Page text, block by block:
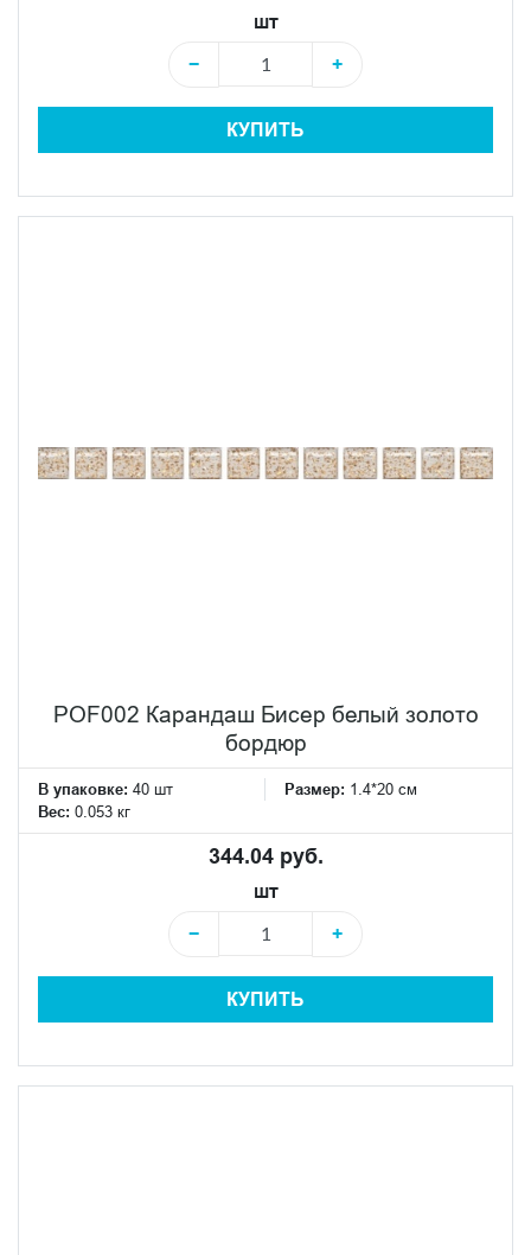
шт
−
+
КУПИТЬ
POF002 Карандаш Бисер белый золото
бордюр
В упаковке: 40 шт Размер: 1.4*20 см
Вес: 0.053 кг
344.04 руб.
шт
−
+
КУПИТЬ